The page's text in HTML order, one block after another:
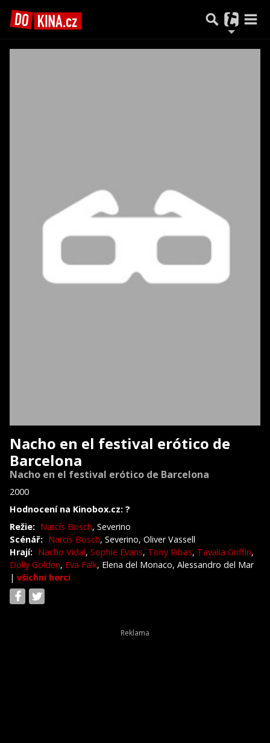
Nacho en el festival erótico de
Barcelona
Nacho en el festival erótico de Barcelona
2000
Hodnocení na Kinobox.cz: ?
Režie: Narcís Bosch, Severino
Scénář: Narcís Bosch, Severino, Oliver Vassell
Hrají: Nacho Vidal, Sophie Evans, Tony Ribas, Tavalia Griffin,
Dolly Golden, Eva Falk, Elena del Monaco, Alessandro del Mar
| všichni herci